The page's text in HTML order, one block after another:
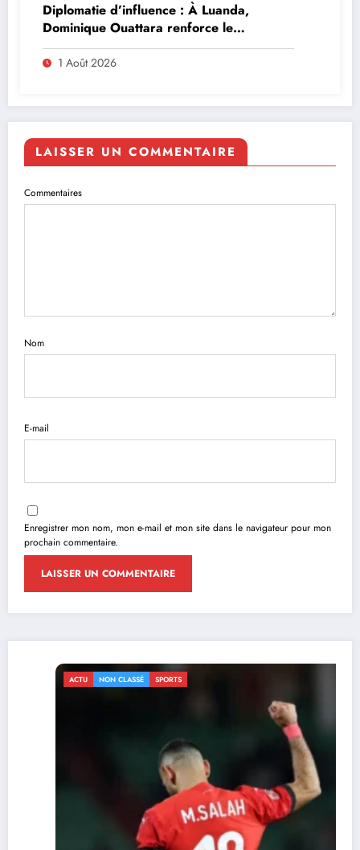
Diplomatie d’influence : À Luanda,
Dominique Ouattara renforce le
leadership solidaire de la Côte d’Ivoire en
Afrique
1 Août 2026
LAISSER UN COMMENTAIRE
Commentaires
Nom
E-mail
Enregistrer mon nom, mon e-mail et mon site dans le navigateur pour mon
prochain commentaire.
NON CLASSÉ SPORTS